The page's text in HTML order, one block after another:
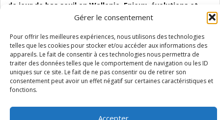
Gérer le consentement
Pour offrir les meilleures expériences, nous utilisons des technologies
telles que les cookies pour stocker et/ou accéder aux informations des
appareils. Le fait de consentir à ces technologies nous permettra de
traiter des données telles que le comportement de navigation ou les ID
uniques sur ce site. Le fait de ne pas consentir ou de retirer son
consentement peut avoir un effet négatif sur certaines caractéristiques et
fonctions.
Accepter
de jour de bas seuil en Wallonie. Enjeux, évolutions et
06 Juil 2026
Étude d’évaluabilité des Structures
d’accompagnement à l’autocréation d’emploi (SAACE)
01 Juil 2026
Pénurie du personnel infirmier :quels indicateurs
Wallonie ?